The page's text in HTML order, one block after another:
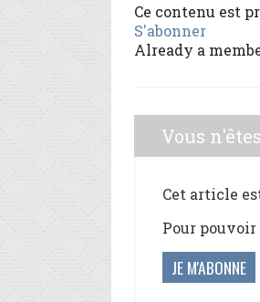
Ce contenu est
S'abonner
Already a
Vous
Cet article
Pour
JE M'ABONNE